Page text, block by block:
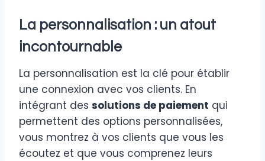
La personnalisation : un atout
incontournable
La personnalisation est la clé pour établir
une connexion avec vos clients. En
intégrant des solutions de paiement qui
permettent des options personnalisées,
vous montrez à vos clients que vous les
écoutez et que vous comprenez leurs